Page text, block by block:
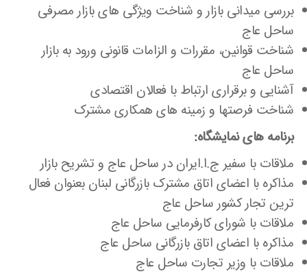
بررسی میدانی بازار و شناخت ویژگی های بازار مصرفی
ساحل عاج
شناخت قوانین، مقررات و الزامات قانونی ورود به بازار
ساحل عاج
آشنایی و برقراری ارتباط با فعالان اقتصادی
شناخت فرصتها و زمینه های همکاری مشترک
برنامه های نمایشگاه:
ملاقات با سفیر ج.ا.ایران در ساحل عاج و تشریح بازار
مذاکره با اعضای اتاق مشترک بازرگانی لبنان بعنوان فعال
ترین تجار کشور ساحل عاج
ملاقات با شورای کارفرمایی ساحل عاج
مذاکره با اعضای اتاق بازرگانی ساحل عاج
ملاقات با وزیر تجارت ساحل عاج